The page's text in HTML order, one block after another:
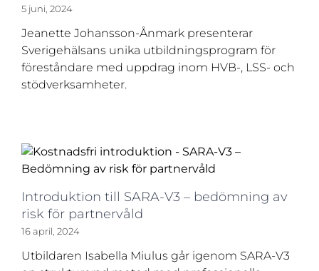
5 juni, 2024
Jeanette Johansson-Ånmark presenterar
Sverigehälsans unika utbildningsprogram för
föreståndare med uppdrag inom HVB-, LSS- och
stödverksamheter.
Introduktion till SARA-V3 – bedömning av
risk för partnervåld
16 april, 2024
Utbildaren Isabella Miulus går igenom SARA-V3